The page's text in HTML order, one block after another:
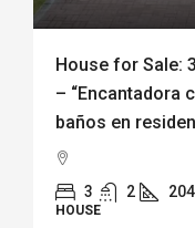
House for Sale:
– “Encantadora
baños en
3 2
HOUSE